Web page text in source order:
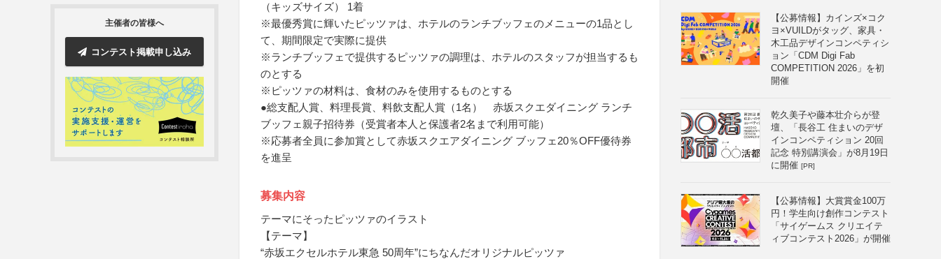
主催者の皆様へ
コンテスト掲載申し込み
（キッズサイズ） 1着
※最優秀賞に輝いたピッツァは、ホテルのランチブッフェのメニューの1品とし
て、期間限定で実際に提供
※ランチブッフェで提供するピッツァの調理は、ホテルのスタッフが担当するも
のとする
※ピッツァの材料は、食材のみを使用するものとする
●総支配人賞、料理長賞、料飲支配人賞（1名） 赤坂スクエダイニング ランチ
ブッフェ親子招待券（受賞者本人と保護者2名まで利用可能）
※応募者全員に参加賞として赤坂スクエアダイニング ブッフェ20％OFF優待券
を進呈
募集内容
テーマにそったピッツァのイラスト
【テーマ】
“赤坂エクセルホテル東急 50周年”にちなんだオリジナルピッツァ
【公募情報】カインズ×コク
ヨ×VUILDがタッグ、家具・
木工品デザインコンペティシ
ョン「CDM Digi Fab
COMPETITION 2026」を初
開催
乾久美子や藤本壮介らが登
壇、「長谷工 住まいのデザ
インコンペティション 20回
記念 特別講演会」が8月19日
に開催 [PR]
【公募情報】大賞賞金100万
円！学生向け創作コンテスト
「サイゲームス クリエイテ
ィブコンテスト2026」が開催